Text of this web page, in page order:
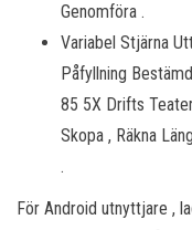
Genomföra .
Variabel Stjärna
Påfyllning
85 5X Drifts
Skopa , Räkna
.
För Android utnyttjare ,